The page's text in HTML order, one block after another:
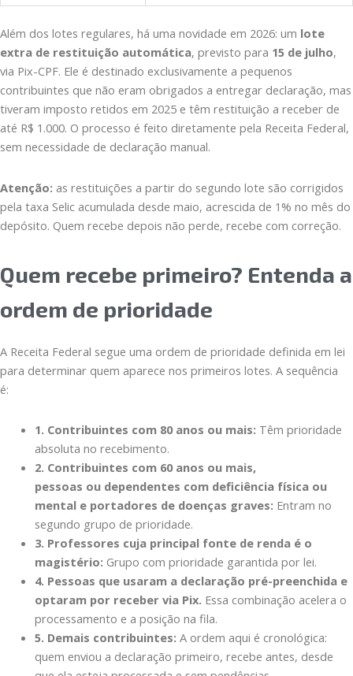
Além dos lotes regulares, há uma novidade em 2026: um lote
extra de restituição automática, previsto para 15 de julho,
via Pix-CPF. Ele é destinado exclusivamente a pequenos
contribuintes que não eram obrigados a entregar declaração, mas
tiveram imposto retidos em 2025 e têm restituição a receber de
até R$ 1.000. O processo é feito diretamente pela Receita Federal,
sem necessidade de declaração manual.
Atenção: as restituições a partir do segundo lote são corrigidos
pela taxa Selic acumulada desde maio, acrescida de 1% no mês do
depósito. Quem recebe depois não perde, recebe com correção.
Quem recebe primeiro? Entenda a
ordem de prioridade
A Receita Federal segue uma ordem de prioridade definida em lei
para determinar quem aparece nos primeiros lotes. A sequência
é:
1. Contribuintes com 80 anos ou mais: Têm prioridade
absoluta no recebimento.
2. Contribuintes com 60 anos ou mais,
pessoas ou dependentes com deficiência física ou
mental e portadores de doenças graves: Entram no
segundo grupo de prioridade.
3. Professores cuja principal fonte de renda é o
magistério: Grupo com prioridade garantida por lei.
4. Pessoas que usaram a declaração pré-preenchida e
optaram por receber via Pix. Essa combinação acelera o
processamento e a posição na fila.
5. Demais contribuintes: A ordem aqui é cronológica:
quem enviou a declaração primeiro, recebe antes, desde